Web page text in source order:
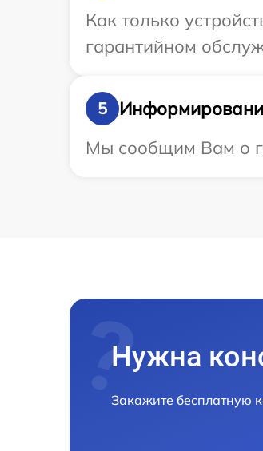
Как только
гарантийном
5
Мы сообщим Вам о
Нужна
Закажите бесплатную